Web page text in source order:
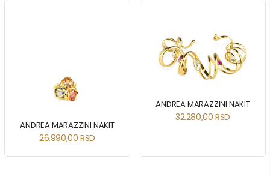
ANDREA MARAZZINI NAKIT
26.990,00RSD
ANDREA MARAZZINI NAKIT
32.280,00RSD